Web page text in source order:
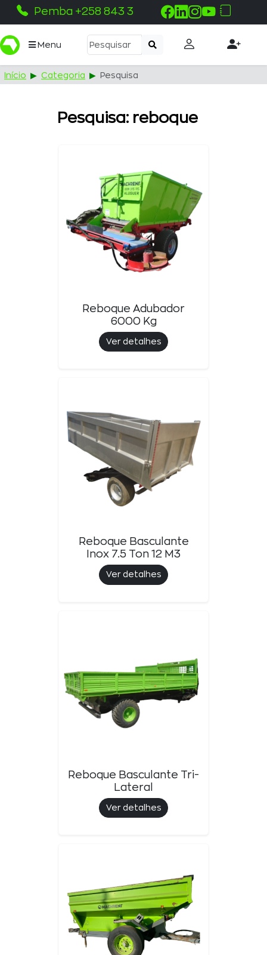
Pemba +258 843 330 100
Menu
Início Categoria Pesquisa
Pesquisa: reboque
Reboque Adubador
6000 Kg
Ver detalhes
Reboque Basculante
Inox 7.5 Ton 12 M3
Ver detalhes
Reboque Basculante Tri-
Lateral
Ver detalhes